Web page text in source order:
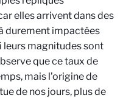
elles arrivent dans des
durement impactées
leurs magnitudes sont
que ce taux de
mais l’origine de
de nos jours, plus de